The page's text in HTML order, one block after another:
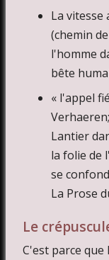
La vitesse
(chemin
l'homme
bête
« l'appel
Lantier
la folie de
se
La Prose
Le
C'est parce que